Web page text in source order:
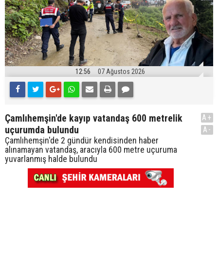
12:56 07 Ağustos 2026
Çamlıhemşin'de kayıp vatandaş 600 metrelik
uçurumda bulundu
Çamlıhemşin'de 2 gündür kendisinden haber
alınamayan vatandaş, aracıyla 600 metre uçuruma
yuvarlanmış halde bulundu
A+
A-